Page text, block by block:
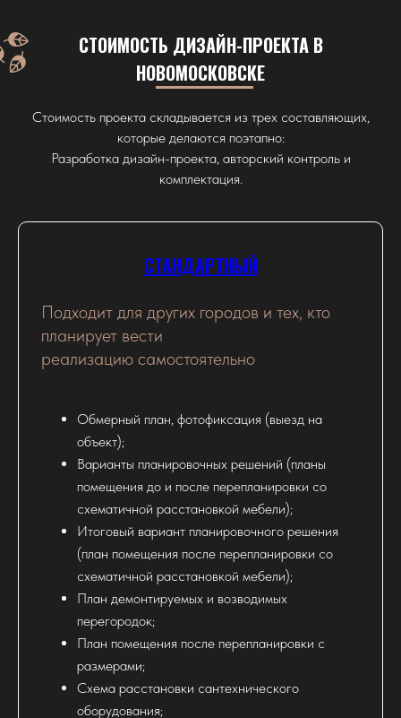
СТОИМОСТЬ ДИЗАЙН-ПРОЕКТА В
НОВОМОСКОВСКЕ
Стоимость проекта складывается из трех составляющих,
которые делаются поэтапно:
Разработка дизайн-проекта, авторский контроль и
комплектация.
СТАНДАРТНЫЙ
Подходит для других городов и тех, кто
планирует вести
реализацию самостоятельно
Обмерный план, фотофиксация (выезд на
объект);
Варианты планировочных решений (планы
помещения до и после перепланировки со
схематичной расстановкой мебели);
Итоговый вариант планировочного решения
(план помещения после перепланировки со
схематичной расстановкой мебели);
План демонтируемых и возводимых
перегородок;
План помещения после перепланировки с
размерами;
Схема расстановки сантехнического
оборудования;